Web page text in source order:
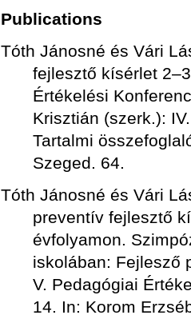
Publications
Tóth Jánosné és Vári
fejlesztő kísérlet
Értékelési
Krisztián (szerk.):
Tartalmi
Szeged. 64.
Tóth Jánosné és Vári
preventív fejlesztő
évfolyamon.
iskolában: Fejlesző
V. Pedagógiai
14. In: Korom